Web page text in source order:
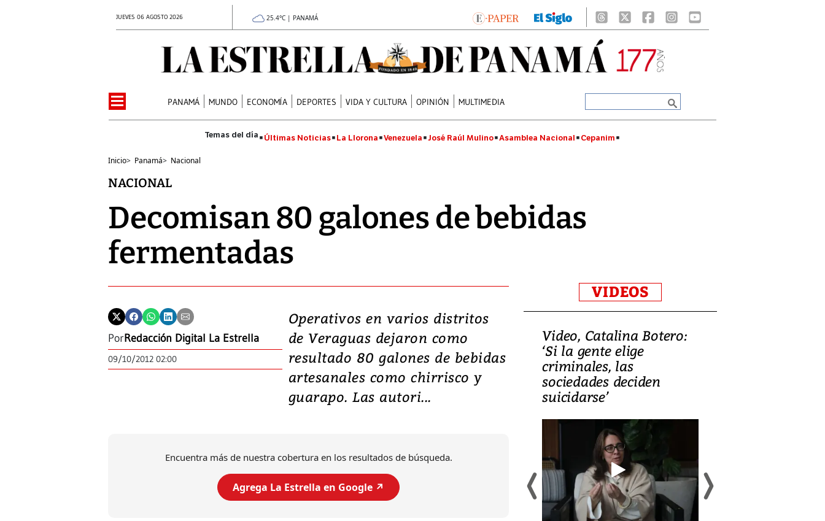
JUEVES 06 AGOSTO 2026 25.4°C | PANAMÁ
PANAMÁ MUNDO ECONOMÍA DEPORTES VIDA Y CULTURA OPINIÓN MULTIMEDIA
Últimas Noticias La Llorona Venezuela José Raúl Mulino Asamblea Nacional Cepanim
Inicio> Panamá> Nacional
NACIONAL
Decomisan 80 galones de bebidas
fermentadas
PorRedacción Digital La Estrella
09/10/2012 02:00
Operativos en varios distritos
de Veraguas dejaron como
resultado 80 galones de bebidas
artesanales como chirrisco y
guarapo. Las autori...
Encuentra más de nuestra cobertura en los resultados de búsqueda.
Agrega La Estrella en Google ↗️
VIDEOS
Video, Japón: Terremoto
deja heridos y graves
daños en Kumamoto
Video, Catalina Botero:
‘Si la gente elige
criminales, las
sociedades deciden
suicidarse’